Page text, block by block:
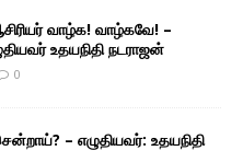
வாழ்க! வாழ்கவே! –
உதயநிதி நடராஜன்
0
– எழுதியவர்: உதயநிதி